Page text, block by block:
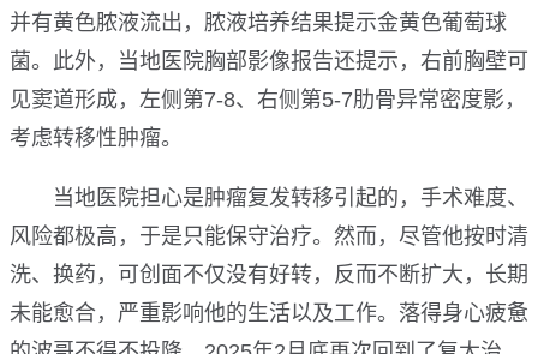
并有黄色脓液流出，脓液培养结果提示金黄色葡萄球
菌。此外，当地医院胸部影像报告还提示，右前胸壁可
见窦道形成，左侧第7-8、右侧第5-7肋骨异常密度影，
考虑转移性肿瘤。
当地医院担心是肿瘤复发转移引起的，手术难度、
风险都极高，于是只能保守治疗。然而，尽管他按时清
洗、换药，可创面不仅没有好转，反而不断扩大，长期
未能愈合，严重影响他的生活以及工作。落得身心疲惫